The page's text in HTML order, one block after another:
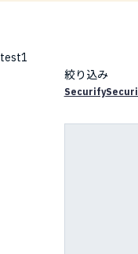
test1
絞り込み
Securify